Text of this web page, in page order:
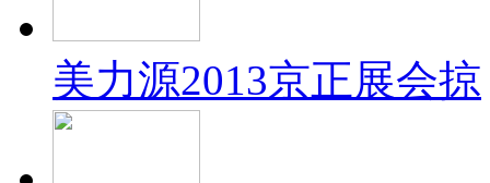
美力源2013京正展会掠